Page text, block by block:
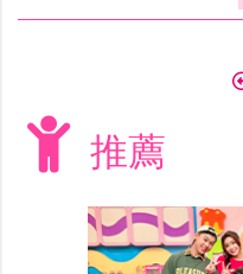
推薦